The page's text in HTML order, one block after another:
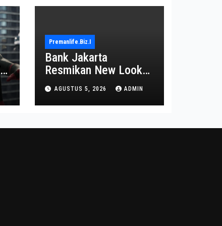
Premanlife.biz.i
Bank Jakarta
Resmikan New Look
Branch KCP
Kebayoran Park untuk
Transformasi Layanan
AGUSTUS 5, 2026 ADMIN